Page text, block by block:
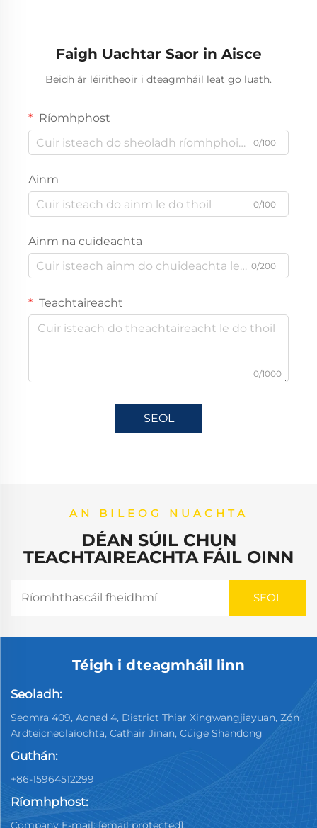
Faigh Uachtar Saor in Aisce
Beidh ár léiritheoir i dteagmháil leat go luath.
Ríomhphost
0/100
Ainm
0/100
Ainm na cuideachta
0/200
Teachtaireacht
0/1000
SEOL
AN BILEOG NUACHTA
DÉAN SÚIL CHUN
TEACHTAIREACHTA FÁIL OINN
Téigh i dteagmháil linn
Seoladh:
Seomra 409, Aonad 4, District Thiar Xingwangjiayuan, Zón
Ardteicneolaíochta, Cathair Jinan, Cúige Shandong
Guthán:
+86-15964512299
Ríomhphost:
Company E-mail: [email protected]